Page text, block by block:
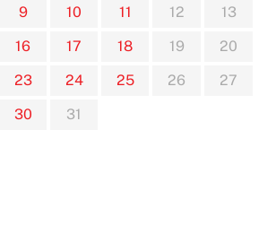
9 10 11 12
13
16 17 18 19
20
23 24 25 26
27
30
31